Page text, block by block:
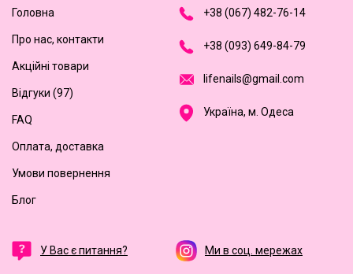
Головна
Про нас, контакти
Акційні товари
Відгуки (97)
FAQ
Оплата, доставка
Умови повернення
Блог
+38 (067) 482-76-14
+38 (093) 649-84-79
ifenai s@gmai com
Україна, м. Одеса
У Вас є питання? Ми в соц. мережах